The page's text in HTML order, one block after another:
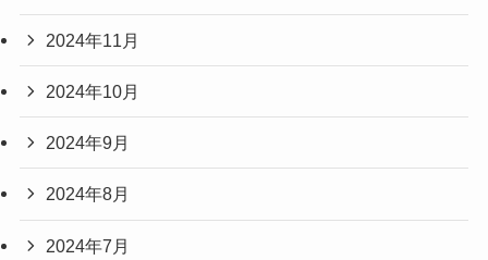
2024年11月
2024年10月
2024年9月
2024年8月
2024年7月